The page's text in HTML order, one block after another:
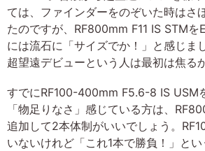
ては、ファインダーをのぞいた時はさ
たのですが、RF800mm F11 IS STMを
には流石に「サイズでか！」と感じま
超望遠デビューという人は最初は焦る
すでにRF100-400mm F5.6-8 IS USM
「物足りなさ」感じている方は、
追加して2本体制がいいでしょう。
いないけれど「これ1本で勝負！」とい